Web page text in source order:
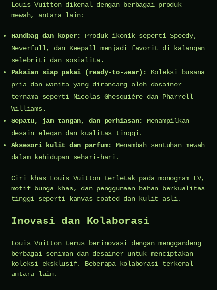
Louis Vuitton dikenal dengan berbagai produk
mewah, antara lain:
Handbag dan koper:
Produk ikonik seperti Speedy,
Neverfull, dan Keepall menjadi favorit di kalangan
selebriti dan sosialita.
Pakaian siap pakai (ready-to-wear):
Koleksi busana
pria dan wanita yang dirancang oleh desainer
ternama seperti Nicolas Ghesquière dan Pharrell
Williams.
Sepatu, jam tangan, dan perhiasan:
Menampilkan
desain elegan dan kualitas tinggi.
Aksesori kulit dan parfum:
Menambah sentuhan mewah
dalam kehidupan sehari-hari.
Ciri khas Louis Vuitton terletak pada monogram LV,
motif bunga khas, dan penggunaan bahan berkualitas
tinggi seperti kanvas coated dan kulit asli.
Inovasi dan Kolaborasi
Louis Vuitton terus berinovasi dengan menggandeng
berbagai seniman dan desainer untuk menciptakan
koleksi eksklusif. Beberapa kolaborasi terkenal
antara lain: